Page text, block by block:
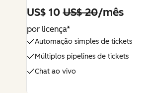
US$ 10US$ 20/mês
por licença*
Automação simples de tickets
Múltiplos pipelines de tickets
Chat ao vivo